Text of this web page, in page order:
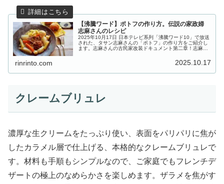
【沸騰ワード】ポトフの作り方。伝説の家政婦
志麻さんのレシピ
2025年10月17日 日本テレビ系列「沸騰ワード10」で放送
された、タサン志麻さんの「ポトフ」の作り方をご紹介し
ます。志麻さんの古民家改装ドキュメント第二章！志麻さ
rinrinto.com 2025.10.17
クレームブリュレ
濃厚な生クリームをたっぷり使い、表面をパリパリに焦が
したカラメル層で仕上げる、本格的なクレームブリュレで
す。材料も手順もシンプルなので、ご家庭でもフレンチデ
ザートの極上のなめらかさを楽しめます。ザラメを焦がす